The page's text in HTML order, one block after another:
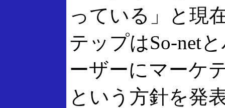
っている」と現
テップはSo-net
ーザーにマーケ
という方針を発